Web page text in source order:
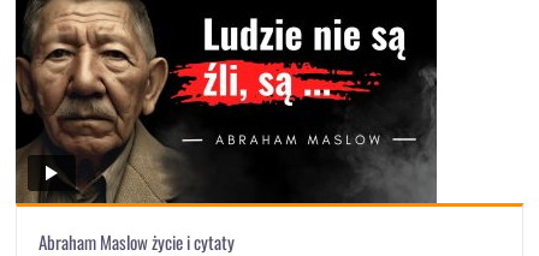
Abraham Maslow życie i cytaty